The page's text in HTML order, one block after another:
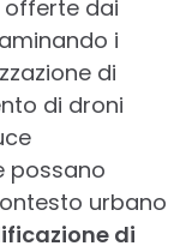
offerte dai
i
di
di droni
possano
urbano
di